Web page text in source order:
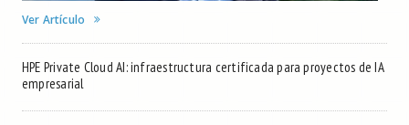
Ver Artículo
HPE Private Cloud AI: infraestructura certificada para proyectos de IA
empresarial